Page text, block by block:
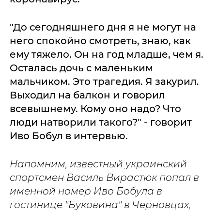
"До сегодняшнего дня я не могут на
него спокойно смотреть, знаю, как
ему тяжело. Он на год младше, чем я.
Осталась дочь с маленьким
мальчиком. Это трагедия. Я закурил.
Выходил на балкон и говорил
всевышнему. Кому оно надо? Что
люди натворили такого?" - говорит
Иво Бобул в интервью.
Напомним, известный украинский
спортсмен Василь Вирастюк попал в
именной номер Иво Бобула в
гостинице "Буковина" в Черновцах,